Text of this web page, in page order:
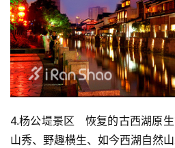
4.杨公堤景区   恢复的古西湖原
山秀、野趣横生、如今西湖自然山